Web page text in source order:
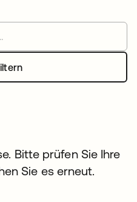
Bitte prüfen Sie Ihre
Sie es erneut.